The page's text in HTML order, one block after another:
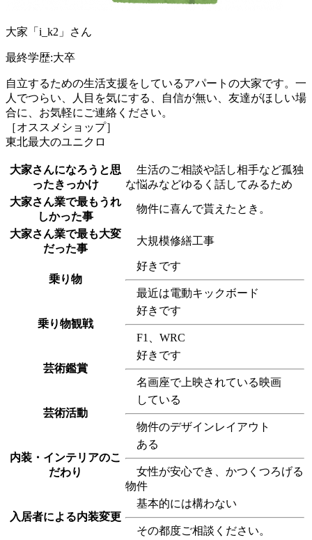
大家「i_k2」さん
最終学歴:大卒
自立するための生活支援をしているアパートの大家です。一
人でつらい、人目を気にする、自信が無い、友達がほしい場
合に、お気軽にご連絡ください。
［オススメショップ］
東北最大のユニクロ
大家さんになろうと思
ったきっかけ
生活のご相談や話し相手など孤独
な悩みなどゆるく話してみるため
大家さん業で最もうれ
しかった事
物件に喜んで貰えたとき。
大家さん業で最も大変
だった事
大規模修繕工事
乗り物
好きです
最近は電動キックボード
乗り物観戦
好きです
F1、WRC
芸術鑑賞
好きです
名画座で上映されている映画
芸術活動
している
物件のデザインレイアウト
内装・インテリアのこ
だわり
ある
女性が安心でき、かつくつろげる
物件
入居者による内装変更
基本的には構わない
その都度ご相談ください。